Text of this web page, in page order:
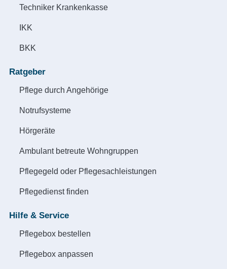
Techniker Krankenkasse
IKK
BKK
Ratgeber
Pflege durch Angehörige
Notrufsysteme
Hörgeräte
Ambulant betreute Wohngruppen
Pflegegeld oder Pflegesachleistungen
Pflegedienst finden
Hilfe & Service
Pflegebox bestellen
Pflegebox anpassen